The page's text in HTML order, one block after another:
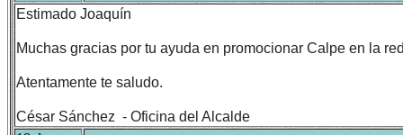
Estimado Joaquín
Muchas gracias por tu ayuda en promocionar Calpe en la
Atentamente te saludo.
César Sánchez - Oficina del Alcalde